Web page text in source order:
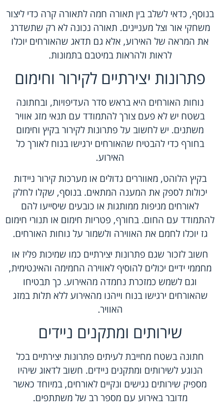
בנוסף, כדאי לשלב בין תאורה חמה לתאורה קרה כדי ליצור
משחקי אור וצל מעניינים. תאורה נכונה לא רק שתשדרג
את המראה של האירוע, אלא גם תדאג שהאורחים יוכלו
לראות ולהראות במיטבם בתמונות.
פתרונות יצירתיים לקירור וחימום
נוחות האורחים היא בראש סדר העדיפויות, ובחתונה
בשטח יש לא פעם צורך להתמודד עם תנאי מזג אוויר
משתנים. יש לחשוב על פתרונות לקירור בקיץ וחימום
בחורף כדי להבטיח שהאורחים ירגישו בנוח לאורך כל
האירוע.
בקיץ הלוהט, מאווררים גדולים או מערכות קירור ניידות
יכולות לספק את המענה המתאים. בנוסף, שקלו לחלק
לאורחים מניפות ממותגות או כובעים שיסייעו להם
להתמודד עם החום. בחורף, פטריות חימום או תנורי חימום
גז יוכלו לחמם את האווירה ולשמור על נוחות האורחים.
חשוב לזכור שגם פתרונות יצירתיים כמו שמיכות פליז או
מחממי ידיים יכולים להוסיף לאווירה החמימה והאינטימית,
וגם לשמש כמזכרת נחמדה מהאירוע. כך תבטיחו
שהאורחים ירגישו בנוח וייהנו מהאירוע ללא תלות במזג
האוויר.
שירותים ומתקנים ניידים
חתונה בשטח מחייבת לעיתים פתרונות יצירתיים בכל
הנוגע לשירותים ומתקנים ניידים. חשוב לדאוג שיהיו
מספיק שירותים נגישים ונקיים לאורחים, במיוחד כאשר
מדובר באירוע עם מספר רב של משתתפים.